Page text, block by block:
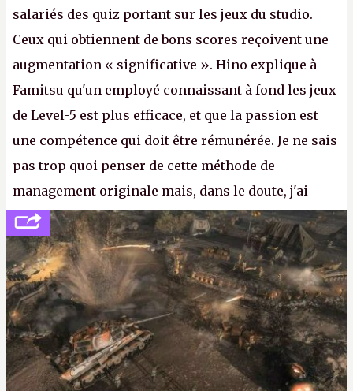
salariés des quiz portant sur les jeux du studio.
Ceux qui obtiennent de bons scores reçoivent une
augmentation « significative ». Hino explique à
Famitsu qu'un employé connaissant à fond les jeux
de Level-5 est plus efficace, et que la passion est
une compétence qui doit être rémunérée. Je ne sais
pas trop quoi penser de cette méthode de
management originale mais, dans le doute, j'ai
décidé d'apprendre par cœur les 300 derniers
numéros deCanard PCavant de demander une
augmentation à Ivan Le Fou.A.